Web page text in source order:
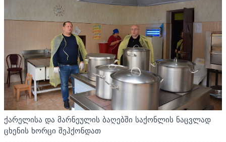
ქარელისა და მარნეულის ბაღებში საქონლის ნაცვლად
ცხენის ხორცი შეჰქონდათ